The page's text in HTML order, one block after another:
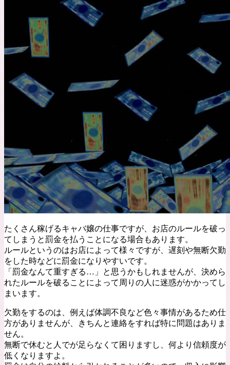
たくさん稼げるキャバ嬢の仕事ですが、お店のルールを破っ
てしまうと罰金を払うことになる場合もあります。
ルールというのはお店によって様々ですが、遅刻や無断欠勤
をした時などに罰金になりやすいです。
「罰金なんて重すぎる…」と思うかもしれませんが、決めら
れたルールを破ることによって周りの人に迷惑がかかってし
まいます。
欠勤をするのは、例えば体調不良など色々事情があるため仕
方がありませんが、きちんと連絡をすれば特に問題はありま
せん。
無断で休むと人でが足らなくて困りますし、何より信頼度が
低くなりますよ。